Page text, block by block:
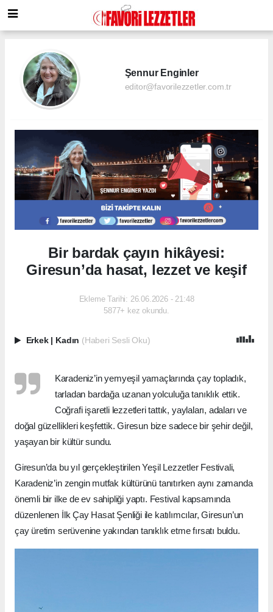
Şennur Enginler
editor@favorilezzetler.com.tr
Bir bardak çayın hikâyesi:
Giresun’da hasat, lezzet ve keşif
Ekleme Tarihi: 26.06.2026 - 21:48
5877+ kez okundu.
Erkek Kadın (Haberi Sesli Oku)
Karadeniz’in yemyeşil yamaçlarında çay topladık,
tarladan bardağa uzanan yolculuğa tanıklık ettik.
Coğrafi işaretli lezzetleri tattık, yaylaları, adaları ve
doğal güzellikleri keşfettik. Giresun bize sadece bir şehir değil,
yaşayan bir kültür sundu.
Giresun’da bu yıl gerçekleştirilen Yeşil Lezzetler Festivali,
Karadeniz’in zengin mutfak kültürünü tanıtırken aynı zamanda
önemli bir ilke de ev sahipliği yaptı. Festival kapsamında
düzenlenen İlk Çay Hasat Şenliği ile katılımcılar, Giresun’un
çay üretim serüvenine yakından tanıklık etme fırsatı buldu.